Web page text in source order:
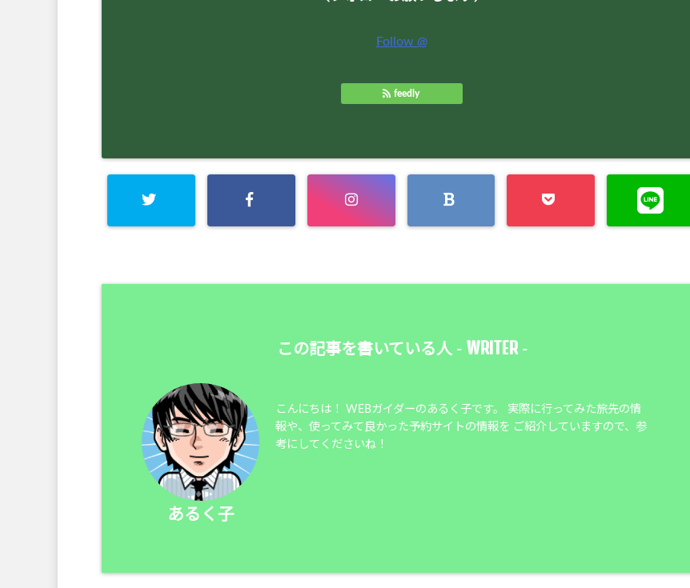
Follow @
feedly
この記事を書いている人 - WRITER-
あるく子
こんにちは！ WEBガイダーのあるく子です。 実際に行ってみた旅先の情
報や、使ってみて良かった予約サイトの情報を ご紹介していますので、参
考にしてくださいね！